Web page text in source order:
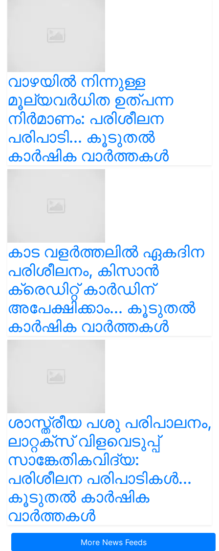
വാഴയിൽ നിന്നുള്ള
മൂല്യവർധിത ഉത്പന്ന
നിർമാണം: പരിശീലന
പരിപാടി... കൂടുതൽ
കാർഷിക വാർത്തകൾ
കാട വളര്‍ത്തലിൽ ഏകദിന
പരിശീലനം, കിസാൻ
ക്രെഡിറ്റ് കാർഡിന്
അപേക്ഷിക്കാം... കൂടുതൽ
കാർഷിക വാർത്തകൾ
ശാസ്ത്രീയ പശു പരിപാലനം,
ലാറ്റക്സ് വിളവെടുപ്പ്
സാങ്കേതികവിദ്യ:
പരിശീലന പരിപാടികൾ...
കൂടുതൽ കാർഷിക
വാർത്തകൾ
More News Feeds